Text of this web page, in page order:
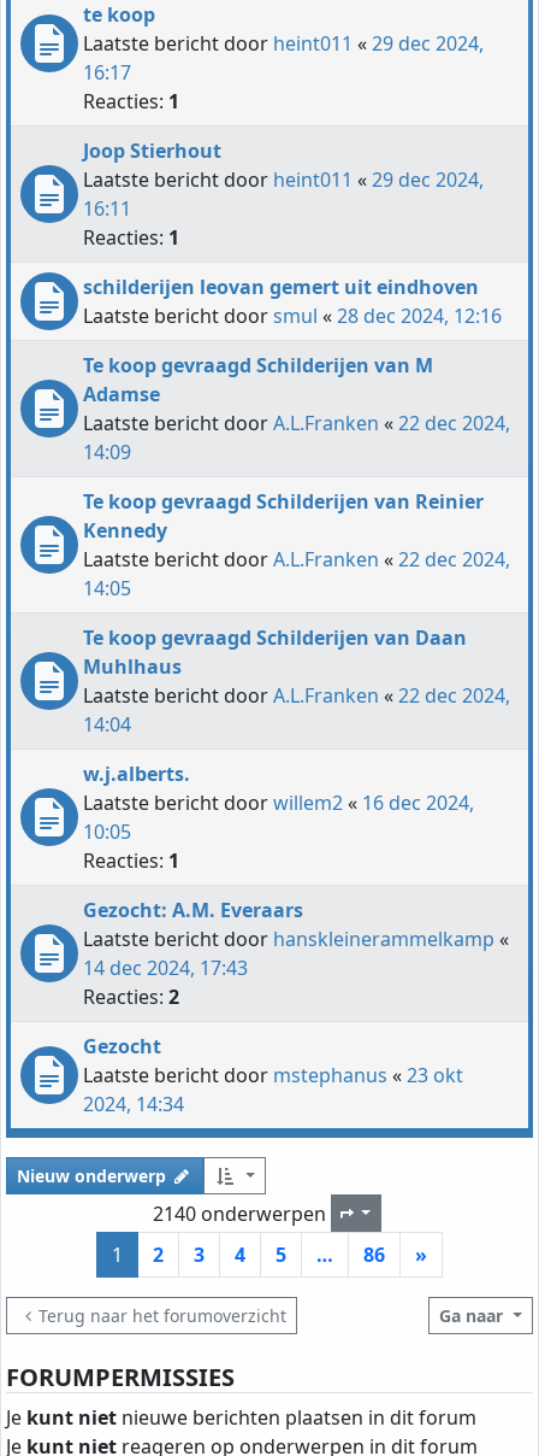
te koop
Laatste bericht door heint011 «29 dec 2024,
16:17
Reacties: 1
Joop Stierhout
Laatste bericht door heint011 «29 dec 2024,
16:11
Reacties: 1
schilderijen leovan gemert uit eindhoven
Laatste bericht doorsmul «28 dec 2024, 12:16
Te koop gevraagd Schilderijen van M
Adamse
Laatste bericht doorA.L.Franken «22 dec 2024,
14:09
Te koop gevraagd Schilderijen van Reinier
Kennedy
Laatste bericht doorA.L.Franken «22 dec 2024,
14:05
Te koop gevraagd Schilderijen van Daan
Muhlhaus
Laatste bericht doorA.L.Franken «22 dec 2024,
14:04
w.j.alberts.
Laatste bericht doorwillem2« 16 dec 2024,
10:05
Reacties: 1
Gezocht: A.M. Everaars
Laatste bericht door hanskleinerammelkamp «
14 dec 2024, 17:43
Reacties: 2
Gezocht
Laatste bericht door mstephanus «23 okt
2024, 14:34
Nieuw onderwerp
2140 onderwerpen Pagina
1 2 3 4 5 … 86 »
Terug naar het forumoverzicht Ga naar
FORUMPERMISSIES
Je kunt niet nieuwe berichten plaatsen in dit forum
Je kunt niet reageren op onderwerpen in dit forum